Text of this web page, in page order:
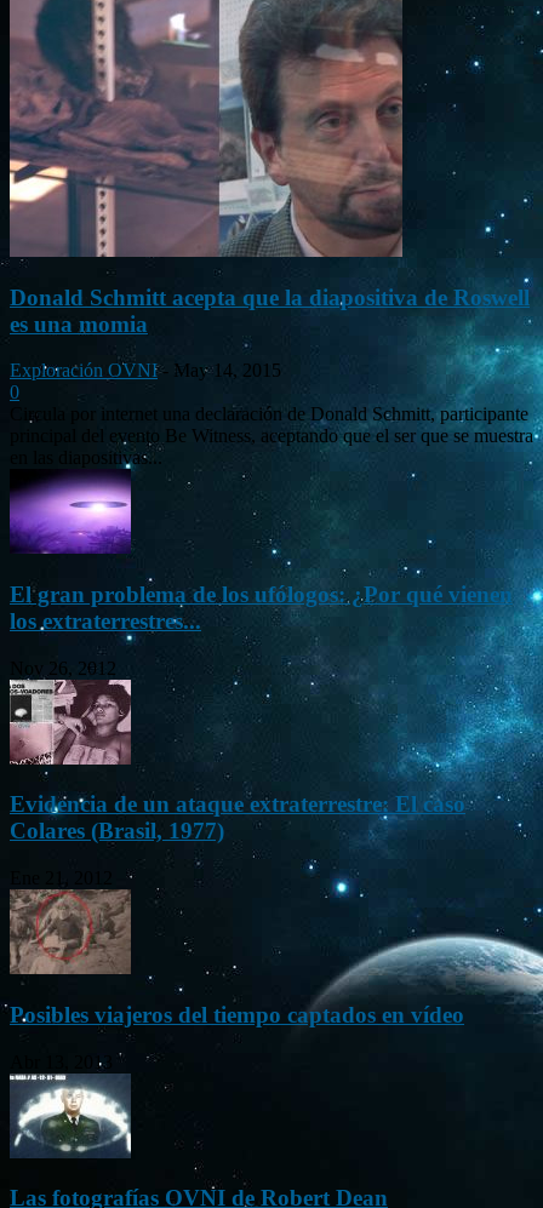
Donald Schmitt acepta que la diapositiva de Roswell
es una momia
Exploración OVNI - May 14, 2015
0
Circula por internet una declaración de Donald Schmitt, participante
principal del evento Be Witness, aceptando que el ser que se muestra
en las diapositivas...
El gran problema de los ufólogos: ¿Por qué vienen
los extraterrestres...
Nov 26, 2012
Evidencia de un ataque extraterrestre: El caso
Colares (Brasil, 1977)
Posibles viajeros del tiempo captados en vídeo
Abr 13, 2013
Las fotografías OVNI de Robert Dean